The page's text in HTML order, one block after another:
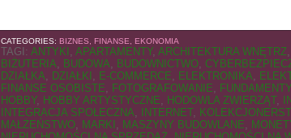
CATEGORIES: BIZNES, FINANSE, EKONOMIA
TAGI: ANTYKI , APARTAMENTY, ARCHITEKTURA WNĘTRZ,
BIŻUTERIA, BUDOWA, BUDOWNICTWO,
DZIAŁKA, DZIAŁKI , E-COMMERCE, ELEKTRONIKA,
FINANSE OSOBISTE, FOTOGRAFOWANIE, FUNDAMENTY
HOBBY, HOBBY ARTYSTYCZNE, HODOWLA ZWIERZĄT,
INTEGRACJA SPOŁECZNA, INTERNET,
MAŁŻEŃSTWO, MARKI , MASZYNY BUDOWLANE,